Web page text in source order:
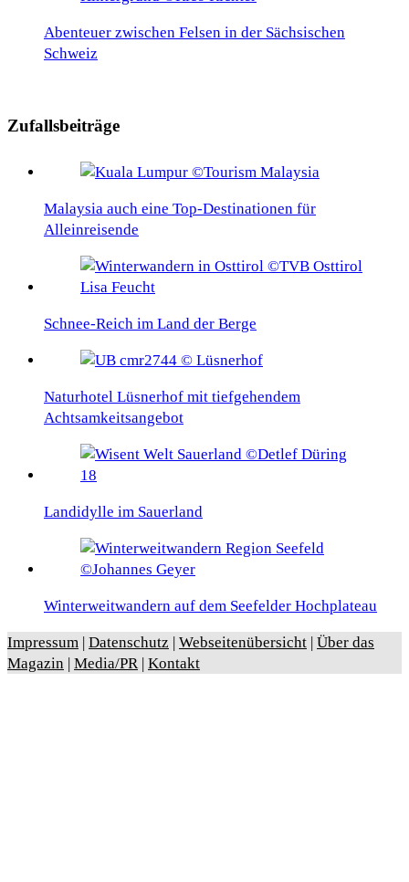
Abenteuer zwischen Felsen in der Sächsischen
Schweiz
Zufallsbeiträge
Malaysia auch eine Top-Destinationen für
Alleinreisende
Schnee-Reich im Land der Berge
Naturhotel Lüsnerhof mit tiefgehendem
Achtsamkeitsangebot
Landidylle im Sauerland
Winterweitwandern auf dem Seefelder Hochplateau
Impressum | Datenschutz | Webseitenübersicht | Über das
Magazin | Media/PR | Kontakt